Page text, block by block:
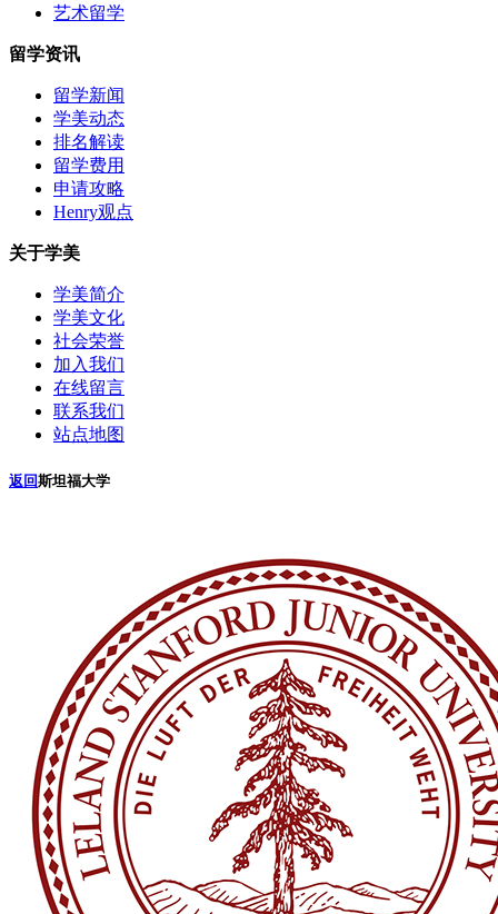
艺术留学
留学资讯
留学新闻
学美动态
排名解读
留学费用
申请攻略
Henry观点
关于学美
学美简介
学美文化
社会荣誉
加入我们
在线留言
联系我们
站点地图
返回斯坦福大学